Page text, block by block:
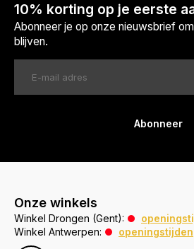
10% korting op je eerste
Abonneer je op onze nieuwsbrief
blijven.
Abonneer
Onze winkels
Winkel Drongen (Gent):
Winkel Antwerpen:
openingstijden